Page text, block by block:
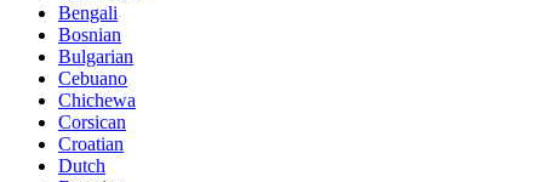
Bengali
Bosnian
Bulgarian
Cebuano
Chichewa
Corsican
Croatian
Dutch